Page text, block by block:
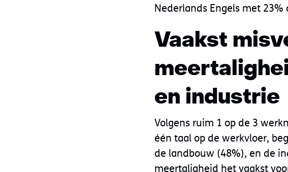
Nederlands Engels met
Vaakst
en industrie
Volgens ruim 1 op de 3
één taal op de werkvloer,
de landbouw (48%), en de
meertaligheid het vaakst